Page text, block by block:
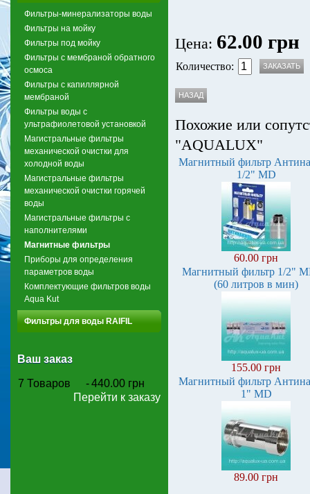
Фильтры-минерализаторы воды
Фильтры на мойку
Фильтры под мойку
Фильтры с мембраной обратного
осмоса
Фильтры с капиллярной
мембраной
Фильтры воды с
ультрафиолетовой установкой
Магистральные фильтры
механической очистки для
холодной воды
Магистральные фильтры
механической очистки горячей
воды
Магистральные фильтры с
наполнителями
Магнитные фильтры
Приборы для определения
параметров воды
Комплектующие фильтров воды
Aqua Kut
Фильтры для воды RAIFIL
Ваш заказ
7 Товаров -440.00 грн
Перейти к заказу
Цена: 62.00 грн
Количество:
Похожие или
"AQUALUX"
Магнитный фильтр
1/2" MD
60.00 грн
Магнитный фильтр 1/2"
(60 литров в мин)
155.00 грн
Магнитный фильтр
1" MD
89.00 грн